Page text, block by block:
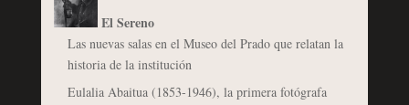
El Sereno
Las nuevas salas en el Museo del Prado que relatan la
historia de la institución
Eulalia Abaitua (1853-1946), la primera fotógrafa